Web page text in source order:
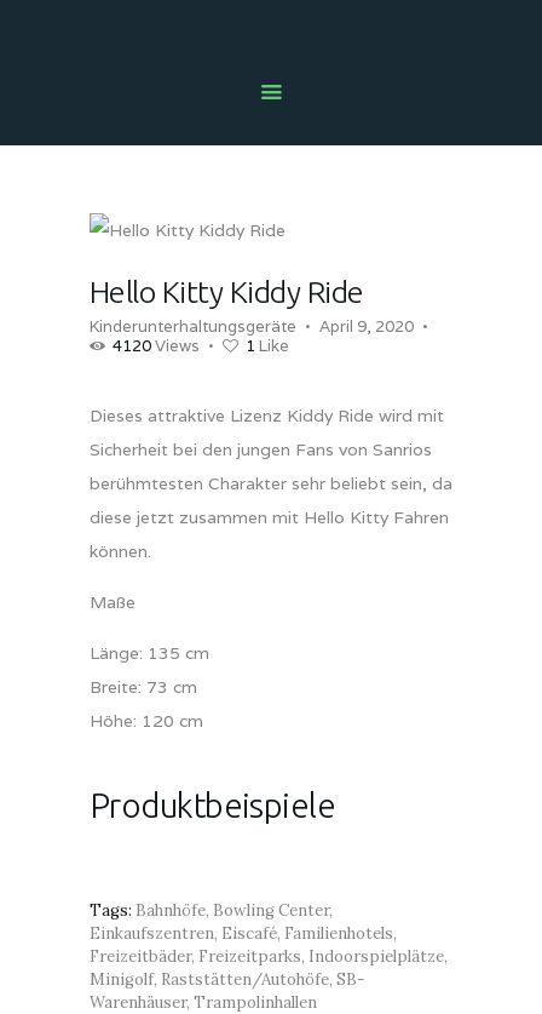
UNSER ANGEBOT
AUTOMATENBERATUNG
PROBLEM MELDEN
SECOND HAND SHOP
Hello Kitty Kiddy Ride
Kinderunterhaltungsgeräte
April 9, 2020
4120Views 1 Like
Dieses attraktive Lizenz Kiddy Ride wird mit
Sicherheit bei den jungen Fans von Sanrios
berühmtesten Charakter sehr beliebt sein, da
diese jetzt zusammen mit Hello Kitty Fahren
können.
Maße
Länge: 135 cm
Breite: 73 cm
Höhe: 120 cm
Produktbeispiele
Tags: Bahnhöfe, Bowling Center,
Einkaufszentren, Eiscafé, Familienhotels,
Freizeitbäder, Freizeitparks, Indoorspielplätze,
Minigolf, Raststätten/Autohöfe, SB-
Warenhäuser, Trampolinhallen